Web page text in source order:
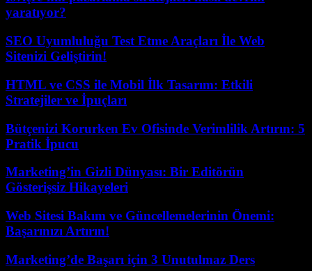
yaratıyor?
SEO Uyumluluğu Test Etme Araçları İle Web
Sitenizi Geliştirin!
HTML ve CSS ile Mobil İlk Tasarım: Etkili
Stratejiler ve İpuçları
Bütçenizi Korurken Ev Ofisinde Verimlilik Artırın: 5
Pratik İpucu
Marketing’in Gizli Dünyası: Bir Editörün
Gösterişsiz Hikayeleri
Web Sitesi Bakım ve Güncellemelerinin Önemi:
Başarınızı Artırın!
Marketing’de Başarı için 3 Unutulmaz Ders